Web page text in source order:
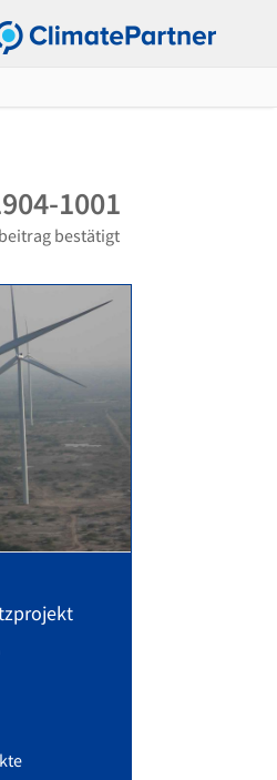
1001
bestätigt